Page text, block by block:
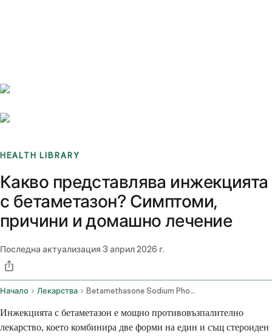
HEALTH LIBRARY
Какво представлява инжекцията
с бетаметазон? Симптоми,
причини и домашно лечение
Последна актуализация 3 април 2026 г.
Начало Лекарства Betamethasone Sodium Phosphate And Betamethasone Acetate Injection Route
Инжекцията с бетаметазон е мощно противовъзпалително
лекарство, което комбинира две форми на един и същ стероиден